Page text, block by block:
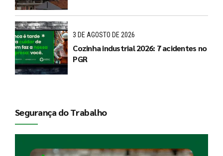
3 DE AGOSTO DE 2026
Cozinha industrial 2026: 7 acidentes no
PGR
Segurança do Trabalho